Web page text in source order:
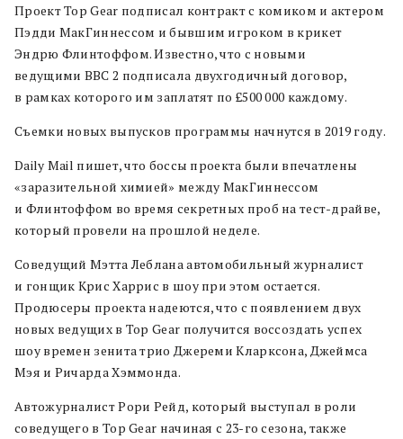
Проект Top Gear подписал контракт с комиком и актером
Пэдди МакГиннессом и бывшим игроком в крикет
Эндрю Флинтоффом. Известно, что с новыми
ведущими BBC 2 подписала двухгодичный договор,
в рамках которого им заплатят по £500 000 каждому.
Съемки новых выпусков программы начнутся в 2019 году.
Daily Mail пишет, что боссы проекта были впечатлены
«заразительной химией» между МакГиннессом
и Флинтоффом во время секретных проб на тест-драйве,
который провели на прошлой неделе.
Соведущий Мэтта Леблана автомобильный журналист
и гонщик Крис Харрис в шоу при этом остается.
Продюсеры проекта надеются, что с появлением двух
новых ведущих в Top Gear получится воссоздать успех
шоу времен зенита трио Джереми Кларксона, Джеймса
Мэя и Ричарда Хэммонда.
Автожурналист Рори Рейд, который выступал в роли
соведущего в Top Gear начиная с 23-го сезона, также